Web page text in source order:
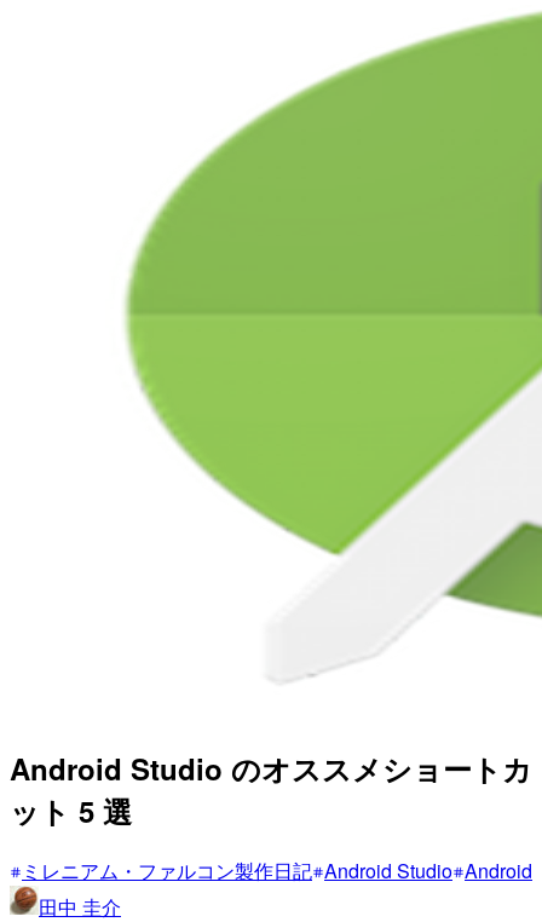
Android Studio のオススメショートカ
ット 5 選
ミレニアム・ファルコン製作日記 Android Studio Android
田中 圭介